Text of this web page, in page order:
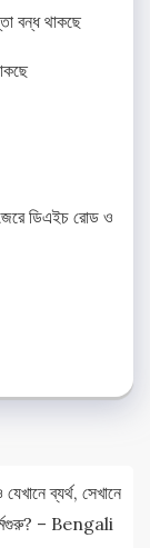
বন্ধ থাকছে
ডিএইচ রোড ও
ব্যর্থ, সেখানে
ধর্মগুরু? – Bengali